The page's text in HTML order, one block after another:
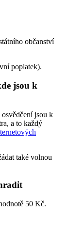
občanství
poplatek).
jsou k
jsou k
a to každý
také volnou
50 Kč.